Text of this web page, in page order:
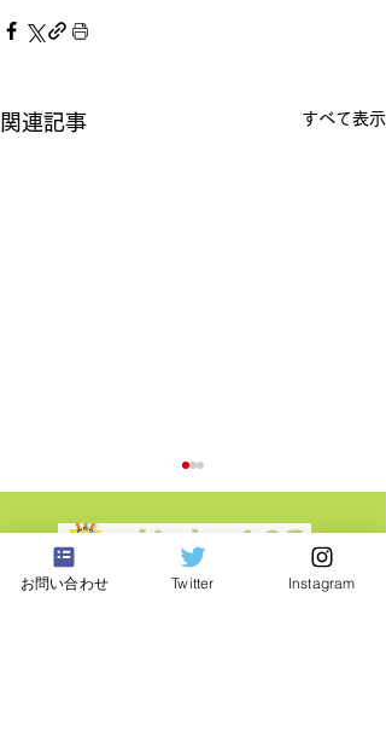
関連記事 すべて表示
東京都三鷹市
​猫の保護活動・譲渡会
お問い合わせ Twitter Instagram